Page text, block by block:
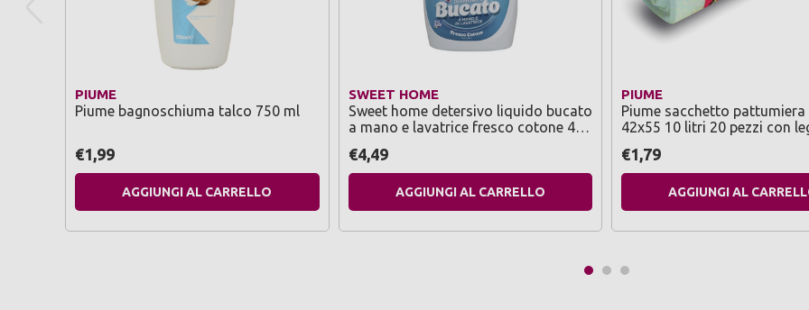
PIUME
Piume bagnoschiuma talco 750 ml
€1,99
AGGIUNGI AL CARRELLO
SWEET HOME
Sweet home detersivo liquido bucato
a mano e lavatrice fresco cotone 40
€4,49
AGGIUNGI AL CARRELLO
PIUME
Piume sacchetto pattumiera
42x55 10 litri 20 pezzi con
€1,79
AGGIUNGI AL